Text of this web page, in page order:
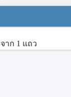
าก 1 แถว